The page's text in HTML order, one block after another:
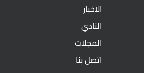
الاخبار
النادي
المجلات
اتصل بنا